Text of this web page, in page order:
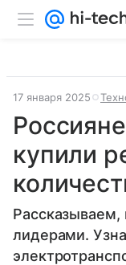
17 января 2025
купили
Рассказываем,
лидерами.